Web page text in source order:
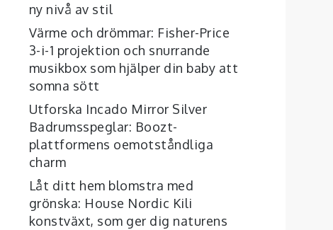
ny nivå av stil
Värme och drömmar: Fisher-Price
3-i-1 projektion och snurrande
musikbox som hjälper din baby att
somna sött
Utforska Incado Mirror Silver
Badrumsspeglar: Boozt-
plattformens oemotståndliga
charm
Låt ditt hem blomstra med
grönska: House Nordic Kili
konstväxt, som ger dig naturens